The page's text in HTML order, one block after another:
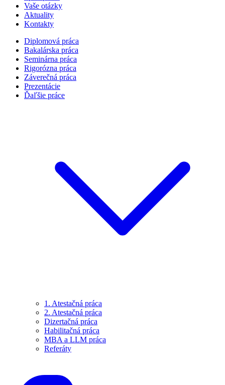
Vaše otázky
Aktuality
Kontakty
Diplomová práca
Bakalárska práca
Seminárna práca
Rigorózna práca
Záverečná práca
Prezentácie
Ďaľšie práce
1. Atestačná práca
2. Atestačná práca
Dizertačná práca
Habilitačná práca
MBA a LLM práca
Referáty